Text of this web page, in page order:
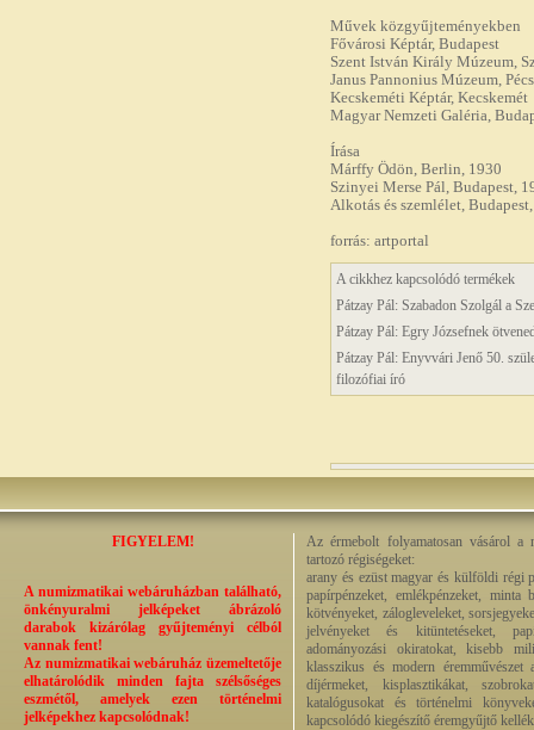
Művek közgyűjteményekben
Fővárosi Képtár, Budapest
Szent István Király Múzeum,
Janus Pannonius Múzeum, Pécs
Kecskeméti Képtár, Kecskemét
Magyar Nemzeti Galéria,
Írása
Márffy Ödön, Berlin, 1930
Szinyei Merse Pál, Budapest,
Alkotás és szemlélet,
forrás: artportal
A cikkhez kapcsolódó termékek
Pátzay Pál: Szabadon Szolgál a
Pátzay Pál: Egry Józsefnek
Pátzay Pál: Enyvvári Jenő 50.
filozófiai író
FIGYELEM!
A numizmatikai webáruházban található,
önkényuralmi jelképeket ábrázoló
darabok kizárólag gyűjteményi célból
vannak fent!
Az numizmatikai webáruház üzemeltetője
elhatárolódik minden fajta szélsőséges
eszmétől, amelyek ezen történelmi
jelképekhez kapcsolódnak!
Az érmebolt folyamatosan vásárol a
tartozó régiségeket:
arany és ezüst magyar és külföldi régi
papírpénzeket, emlékpénzeket, minta
kötvényeket, zálogleveleket,
jelvényeket és kitüntetéseket,
adományozási okiratokat, kisebb
klasszikus és modern éremművészet
díjérmeket, kisplasztikákat,
katalógusokat és történelmi
kapcsolódó kiegészítő éremgyűjtő